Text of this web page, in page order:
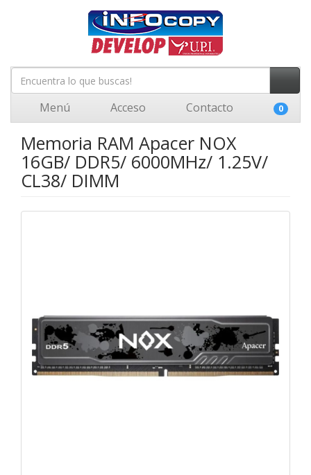
Menú Acceso Contacto 0
Memoria RAM Apacer NOX
16GB/ DDR5/ 6000MHz/ 1.25V/
CL38/ DIMM